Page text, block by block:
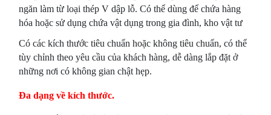
ngăn làm từ loại thép V dập lỗ. Có thể dùng để chứa hàng
hóa hoặc sử dụng chứa vật dụng trong gia đình, kho vật tư
Có các kích thước tiêu chuẩn hoặc không tiêu chuẩn, có thể
tùy chỉnh theo yêu cầu của khách hàng, dễ dàng lắp đặt ở
những nơi có không gian chật hẹp.
Đa dạng về kích thước.